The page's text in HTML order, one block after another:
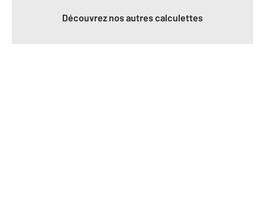
Découvrez nos autres calculettes